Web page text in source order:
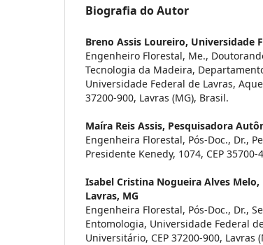
Biografia do Autor
Breno Assis Loureiro, Universidade
Engenheiro Florestal, Me.,
Tecnologia da Madeira,
Universidade Federal de Lavras,
37200-900, Lavras (MG), Brasil.
Maíra Reis Assis, Pesquisadora
Engenheira Florestal, Pós-Doc., Dr.,
Presidente Kenedy, 1074, CEP
Isabel Cristina Nogueira Alves Melo,
Lavras, MG
Engenheira Florestal, Pós-Doc., Dr.,
Entomologia, Universidade Federal
Universitário, CEP 37200-900, Lavras